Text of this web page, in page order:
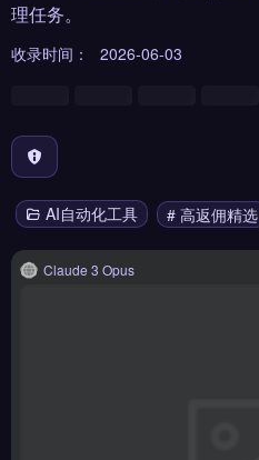
理任务。
收录时间： 2026-06-03
AI自动化工具 # 高返佣精选
Claude 3 Opus